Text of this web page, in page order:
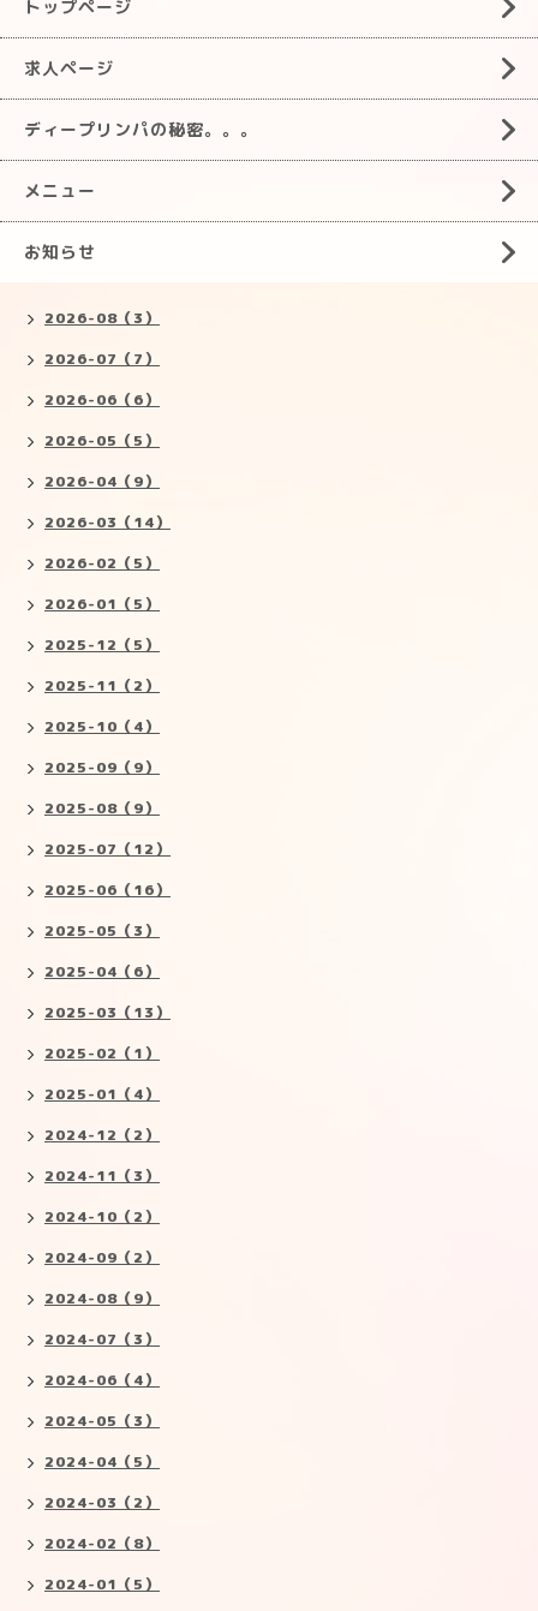
トップページ
求人ページ
ディープリンパの秘密。。。
メニュー
お知らせ
2026-08（3）
2026-07（7）
2026-06（6）
2026-05（5）
2026-04（9）
2026-03（14）
2026-02（5）
2026-01（5）
2025-12（5）
2025-11（2）
2025-10（4）
2025-09（9）
2025-08（9）
2025-07（12）
2025-06（16）
2025-05（3）
2025-04（6）
2025-03（13）
2025-02（1）
2025-01（4）
2024-12（2）
2024-11（3）
2024-10（2）
2024-09（2）
2024-08（9）
2024-07（3）
2024-06（4）
2024-05（3）
2024-04（5）
2024-03（2）
2024-02（8）
2024-01（5）